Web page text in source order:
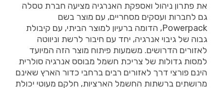
את פתרון ניהול ואספקת האנרגיה מציעה חברת טסלה
גם לחברות ועסקים מסחריים, עם מוצר בשם
Powerpack, הדומה ברעיון למוצר הביתי, עם קיבולת
גבוה של גיבוי אנרגיה, יחד עם חיבור לרשת וניווטה
לאזורים הדרושים. משמעות פיתוח מוצר הזה המיועד
למסות גדולות של צריכת חשמל מבוסס אנרגיה סולרית
הינם פורצי דרך לאזורים רבים ברחבי כדור הארץ שאינם
מרושתים ברשתות החשמל הארציות, חלקם מעוטי יכולת